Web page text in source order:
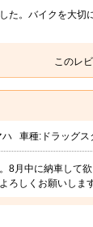
た。バイクを大
このレ
ハ 車種: ドラッグス
8月中に納車して
ろしくお願いしま